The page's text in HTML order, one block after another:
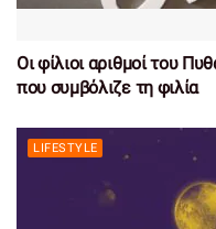
Οι φίλιοι αριθμοί του
που συμβόλιζε τη φιλία
LIFESTYLE